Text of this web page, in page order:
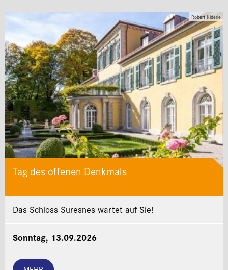
Robert Kiderle
Tag des offenen Denkmals
Das Schloss Suresnes wartet auf Sie!
Sonntag, 13.09.2026